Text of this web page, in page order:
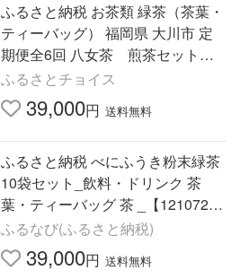
ふるさと納税 お茶類 緑茶（茶葉・
ティーバッグ） 福岡県 大川市 定
期便全6回 八女茶 煎茶セット 1
00g×2袋
ふるさとチョイス
39,000円 送料無料
ふるさと納税 べにふうき粉末緑茶
10袋セット_飲料・ドリンク 茶
葉・ティーバッグ 茶 _【121072
2】 熊本県美里町
ふるなび(ふるさと納税)
39,000円 送料無料